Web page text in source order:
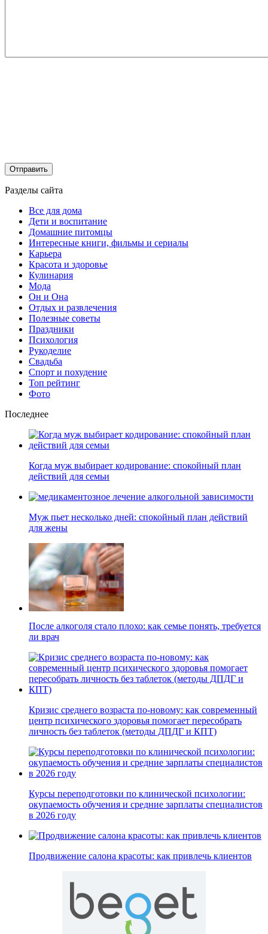
Разделы сайта
Все для дома
Дети и воспитание
Домашние питомцы
Интересные книги, фильмы и сериалы
Карьера
Красота и здоровье
Кулинария
Мода
Он и Она
Отдых и развлечения
Полезные советы
Праздники
Психология
Рукоделие
Свадьба
Спорт и похудение
Топ рейтинг
Фото
Последнее
Когда муж выбирает кодирование: спокойный план
действий для семьи
Муж пьет несколько дней: спокойный план действий
для жены
После алкоголя стало плохо: как семье понять, требуется
ли врач
Кризис среднего возраста по-новому: как современный
центр психического здоровья помогает пересобрать
личность без таблеток (методы ДПДГ и КПТ)
Курсы переподготовки по клинической психологии:
окупаемость обучения и средние зарплаты специалистов
в 2026 году
Продвижение салона красоты: как привлечь клиентов